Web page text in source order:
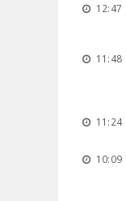
12:47
11:48
11:24
10:09